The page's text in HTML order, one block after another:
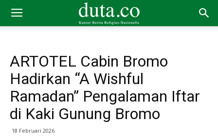
ARTOTEL Cabin Bromo
Hadirkan “A Wishful
Ramadan” Pengalaman Iftar
di Kaki Gunung Bromo
18 Februari 2026